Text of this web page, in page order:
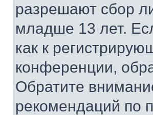
разрешают сбор
младше 13 лет.
как к
конференции,
Обратите
рекомендаций по